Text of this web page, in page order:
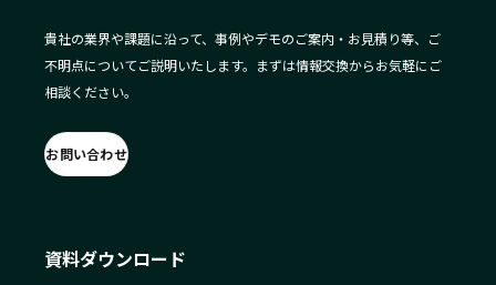
貴社の業界や課題に沿って、事例やデモのご案内・お見積り等、ご
不明点についてご説明いたします。まずは情報交換からお気軽にご
相談ください。
お問い合わせ
資料ダウンロード